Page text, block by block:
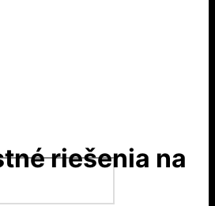
riešenia na